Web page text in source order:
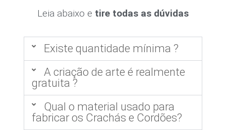
Leia abaixo e tire todas as dúvidas
Existe quantidade mínima ?
A criação de arte é realmente
gratuita ?
Qual o material usado para
fabricar os Crachás e Cordões?